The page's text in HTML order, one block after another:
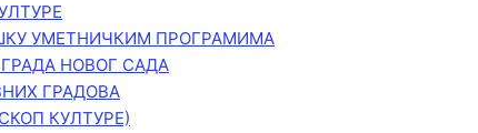
УМЕТНИЧКИМ ПРОГРАМИМА
НОВОГ САДА
ГРАДОВА
КУЛТУРЕ)